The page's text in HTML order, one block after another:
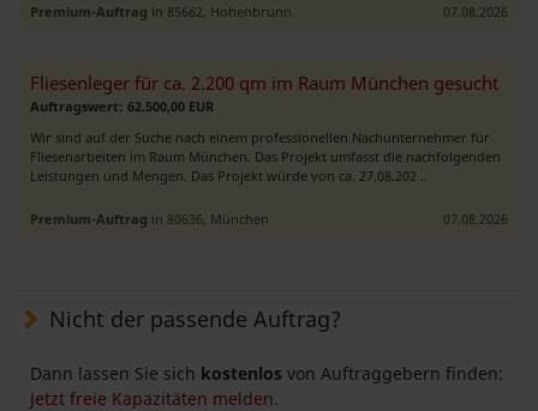
Premium-Auftrag in 85662, Hohenbrunn 07.08.2026
Fliesenleger für ca. 2.200 qm im Raum München gesucht
Auftragswert: 62.500,00 EUR
Wir sind auf der Suche nach einem professionellen Nachunternehmer für
Fliesenarbeiten im Raum München. Das Projekt umfasst die nachfolgenden
Leistungen und Mengen. Das Projekt würde von ca. 27.08.202 ..
Premium-Auftrag in 80636, München 07.08.2026
Nicht der passende Auftrag?
Dann lassen Sie sich kostenlos von Auftraggebern finden:
Jetzt freie Kapazitäten melden.